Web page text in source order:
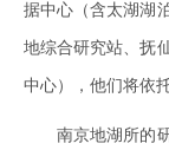
据中心（含太湖湖
地综合研究站、抚
中心），他们将依
南京地湖所的研